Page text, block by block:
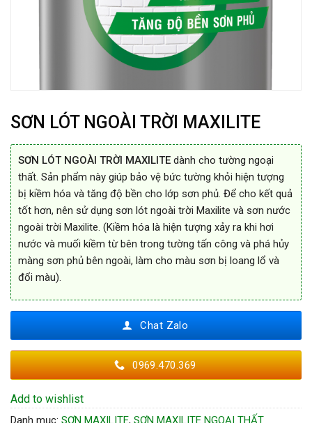
SƠN LÓT NGOÀI TRỜI MAXILITE
SƠN LÓT NGOÀI TRỜI MAXILITE dành cho tường ngoại
thất. Sản phẩm này giúp bảo vệ bức tường khỏi hiện tượng
bị kiềm hóa và tăng độ bền cho lớp sơn phủ. Để cho kết quả
tốt hơn, nên sử dụng sơn lót ngoài trời Maxilite và sơn nước
ngoài trời Maxilite. (Kiềm hóa là hiện tượng xảy ra khi hơi
nước và muối kiềm từ bên trong tường tấn công và phá hủy
màng sơn phủ bên ngoài, làm cho màu sơn bị loang lổ và
đổi màu).
Chat Zalo
0969.470.369
Add to wishlist
Danh mục: SƠN MAXILITE, SƠN MAXILITE NGOẠI THẤT